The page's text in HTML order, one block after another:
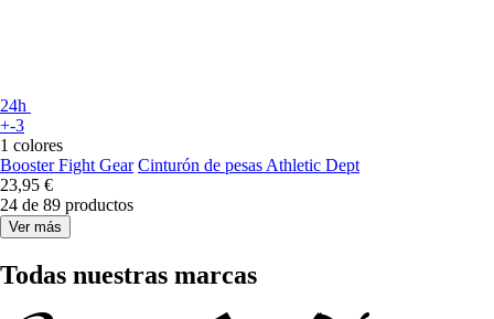
24h
+-3
1 colores
Booster Fight Gear Cinturón de pesas Athletic Dept
23,95 €
24 de 89 productos
Ver más
Todas nuestras marcas